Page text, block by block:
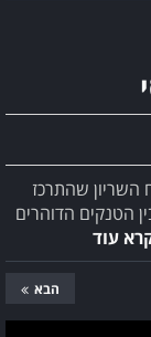
הימים, ב-6 ביוני, כוח השריון שהתרכז
הטנקים הדוהרים
עוד
הבא